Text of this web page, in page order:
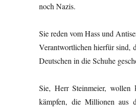
noch Nazis.
Sie reden vom Hass und
Verantwortlichen hierfür sind,
Deutschen in die Schuhe
Sie, Herr Steinmeier, wollen
kämpfen, die Millionen aus